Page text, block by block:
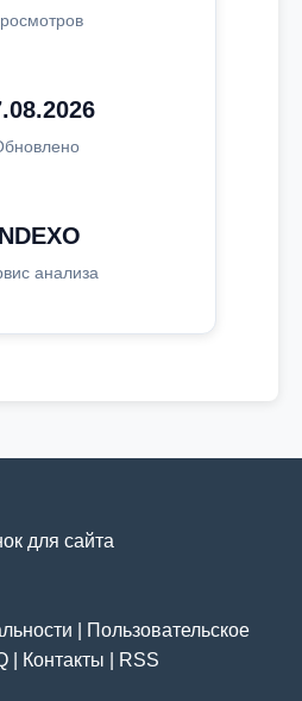
анализа
для сайта
Пользовательское
Контакты RSS